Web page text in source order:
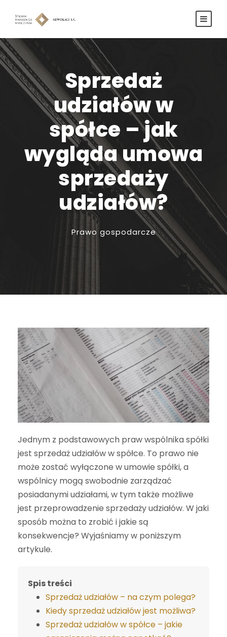
Sprzedaż
udziałów w
spółce – jak
wygląda umowa
sprzedaży
udziałów?
Prawo gospodarcze
Jednym z podstawowych praw wspólnika spółki
jest sprzedaż udziałów w spółce. To prawo nie
może zostać wyłączone w umowie spółki, a
wspólnicy mogą swobodnie zarządzać
posiadanymi udziałami, w tym także możliwe
jest przeprowadzenie sprzedaży udziałów. W jaki
sposób można to zrobić i jakie są
konsekwencje? Wyjaśniamy w poniższym
artykule.
Spis treści
Sprzedaż udziałów – na czym polega?
Kiedy sprzedaż udziałów jest możliwa?
Sprzedaż udziałów w spółce – jakie